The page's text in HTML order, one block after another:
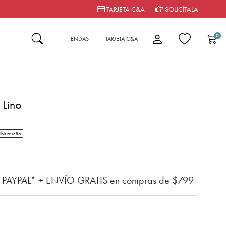
TARJETA C&A SOLICÍTALA
TIENDAS TARJETA C&A 0
cliente
rating
reseña
+ ENVÍO GRATIS en compras de $799